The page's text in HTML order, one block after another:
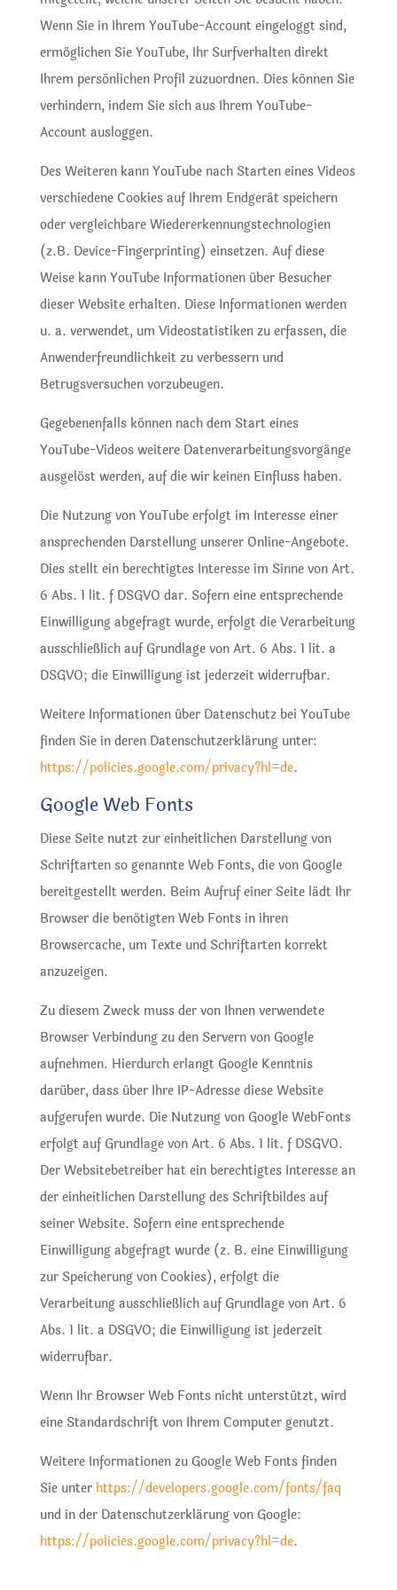
Wenn Sie in Ihrem YouTube-Account eingeloggt sind,
ermöglichen Sie YouTube, Ihr Surfverhalten direkt
Ihrem persönlichen Profil zuzuordnen. Dies können Sie
verhindern, indem Sie sich aus Ihrem YouTube-
Account ausloggen.
Des Weiteren kann YouTube nach Starten eines Videos
verschiedene Cookies auf Ihrem Endgerät speichern
oder vergleichbare Wiedererkennungstechnologien
(z.B. Device-Fingerprinting) einsetzen. Auf diese
Weise kann YouTube Informationen über Besucher
dieser Website erhalten. Diese Informationen werden
u. a. verwendet, um Videostatistiken zu erfassen, die
Anwenderfreundlichkeit zu verbessern und
Betrugsversuchen vorzubeugen.
Gegebenenfalls können nach dem Start eines
YouTube-Videos weitere Datenverarbeitungsvorgänge
ausgelöst werden, auf die wir keinen Einfluss haben.
Die Nutzung von YouTube erfolgt im Interesse einer
ansprechenden Darstellung unserer Online-Angebote.
Dies stellt ein berechtigtes Interesse im Sinne von Art.
6 Abs. 1 lit. f DSGVO dar. Sofern eine entsprechende
Einwilligung abgefragt wurde, erfolgt die Verarbeitung
ausschließlich auf Grundlage von Art. 6 Abs. 1 lit. a
DSGVO; die Einwilligung ist jederzeit widerrufbar.
Weitere Informationen über Datenschutz bei YouTube
finden Sie in deren Datenschutzerklärung unter:
https://policies.google.com/privacy?hl=de.
Google Web Fonts
Diese Seite nutzt zur einheitlichen Darstellung von
Schriftarten so genannte Web Fonts, die von Google
bereitgestellt werden. Beim Aufruf einer Seite lädt Ihr
Browser die benötigten Web Fonts in ihren
Browsercache, um Texte und Schriftarten korrekt
anzuzeigen.
Zu diesem Zweck muss der von Ihnen verwendete
Browser Verbindung zu den Servern von Google
aufnehmen. Hierdurch erlangt Google Kenntnis
darüber, dass über Ihre IP-Adresse diese Website
aufgerufen wurde. Die Nutzung von Google WebFonts
erfolgt auf Grundlage von Art. 6 Abs. 1 lit. f DSGVO.
Der Websitebetreiber hat ein berechtigtes Interesse an
der einheitlichen Darstellung des Schriftbildes auf
seiner Website. Sofern eine entsprechende
Einwilligung abgefragt wurde (z. B. eine Einwilligung
zur Speicherung von Cookies), erfolgt die
Verarbeitung ausschließlich auf Grundlage von Art. 6
Abs. 1 lit. a DSGVO; die Einwilligung ist jederzeit
widerrufbar.
Wenn Ihr Browser Web Fonts nicht unterstützt, wird
eine Standardschrift von Ihrem Computer genutzt.
Weitere Informationen zu Google Web Fonts finden
Sie unter https://developers.google.com/fonts/faq
und in der Datenschutzerklärung von Google:
https://policies.google.com/privacy?hl=de.